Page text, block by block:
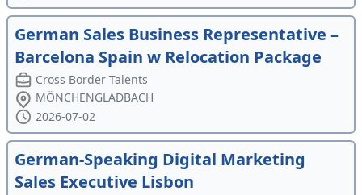
German Sales Business Representative –
Barcelona Spain w Relocation Package
Cross Border Talents
MÖNCHENGLADBACH
2026-07-02
German-Speaking Digital Marketing
Sales Executive Lisbon